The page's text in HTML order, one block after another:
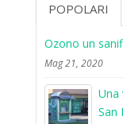
POPOLARI
Ozono un
Mag 21, 2020
Una
San